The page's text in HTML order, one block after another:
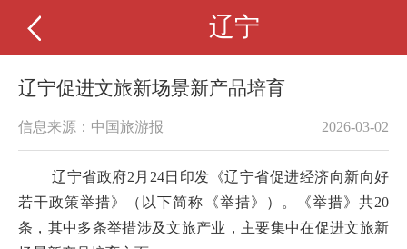
辽宁
辽宁促进文旅新场景新产品培育
信息来源：中国旅游报 2026-03-02
辽宁省政府2月24日印发《辽宁省促进经济向新向好
若干政策举措》（以下简称《举措》）。《举措》共20
条，其中多条举措涉及文旅产业，主要集中在促进文旅新